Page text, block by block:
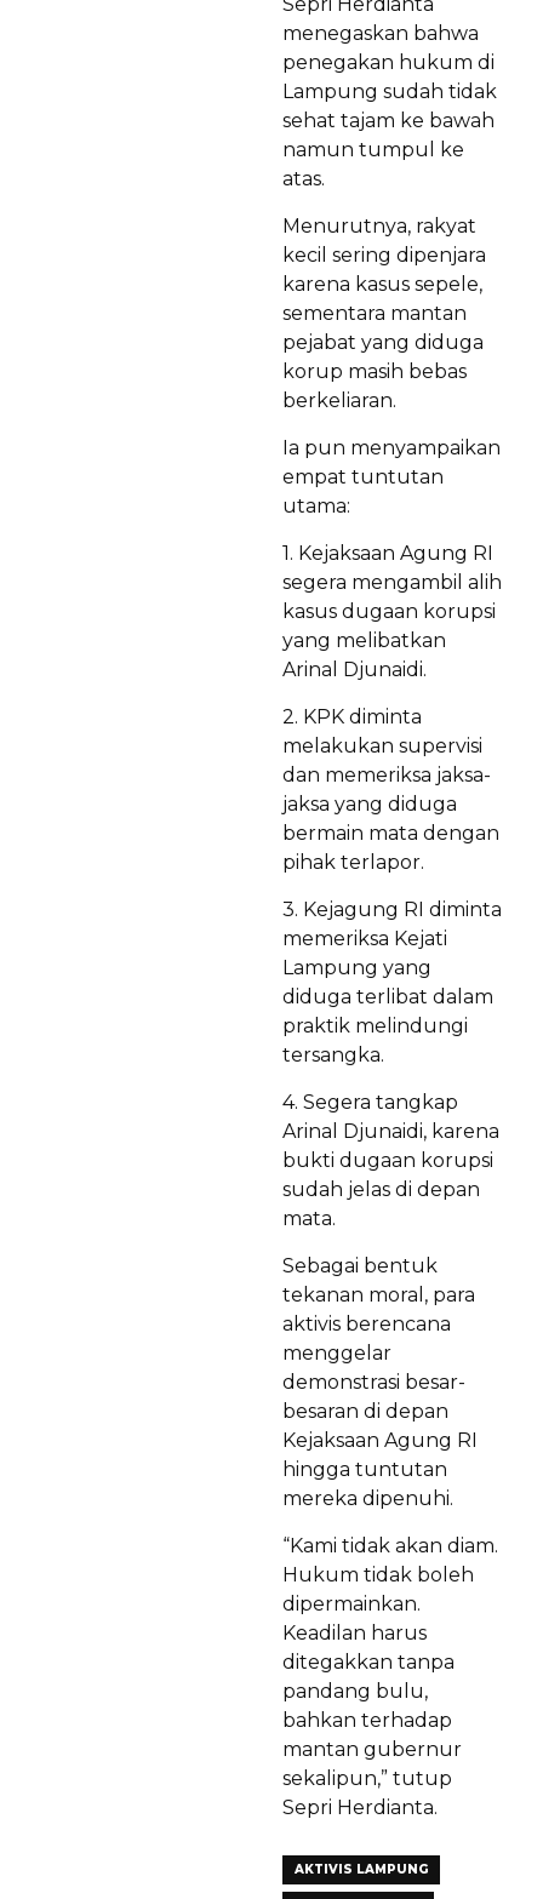
menegaskan bahwa
penegakan hukum di
Lampung sudah tidak
sehat tajam ke bawah
namun tumpul ke
atas.
Menurutnya, rakyat
kecil sering dipenjara
karena kasus sepele,
sementara mantan
pejabat yang diduga
korup masih bebas
berkeliaran.
Ia pun menyampaikan
empat tuntutan
utama:
1. Kejaksaan Agung RI
segera mengambil alih
kasus dugaan korupsi
yang melibatkan
Arinal Djunaidi.
2. KPK diminta
melakukan supervisi
dan memeriksa jaksa-
jaksa yang diduga
bermain mata dengan
pihak terlapor.
3. Kejagung RI diminta
memeriksa Kejati
Lampung yang
diduga terlibat dalam
praktik melindungi
tersangka.
4. Segera tangkap
Arinal Djunaidi, karena
bukti dugaan korupsi
sudah jelas di depan
mata.
Sebagai bentuk
tekanan moral, para
aktivis berencana
menggelar
demonstrasi besar-
besaran di depan
Kejaksaan Agung RI
hingga tuntutan
mereka dipenuhi.
“Kami tidak akan diam.
Hukum tidak boleh
dipermainkan.
Keadilan harus
ditegakkan tanpa
pandang bulu,
bahkan terhadap
mantan gubernur
sekalipun,” tutup
Sepri Herdianta.
AKTIVIS LAMPUNG